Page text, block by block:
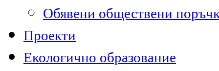
Обявени обществени
Проекти
Екологично образование